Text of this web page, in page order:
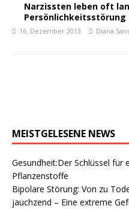
Narzissten leben oft
Persönlichkeitsstörung
16. Dezember 2013 Diana
MEISTGELESENE NEWS
Gesundheit:Der Schlüssel für
Pflanzenstoffe
Bipolare Störung: Von zu
jauchzend – Eine extreme